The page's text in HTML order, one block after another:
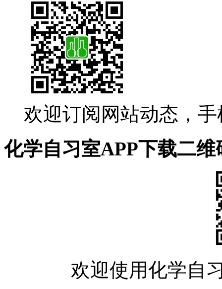
欢迎订阅网站动态，
化学自习室APP下载二维
欢迎使用化学自